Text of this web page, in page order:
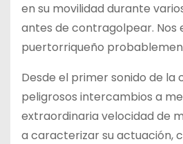
en su movilidad durante
antes de contragolpear. Nos
puertorriqueño
Desde el primer sonido de
peligrosos intercambios a
extraordinaria velocidad de
a caracterizar su actuación,